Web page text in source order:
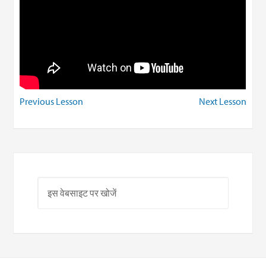
Previous Lesson Next Lesson